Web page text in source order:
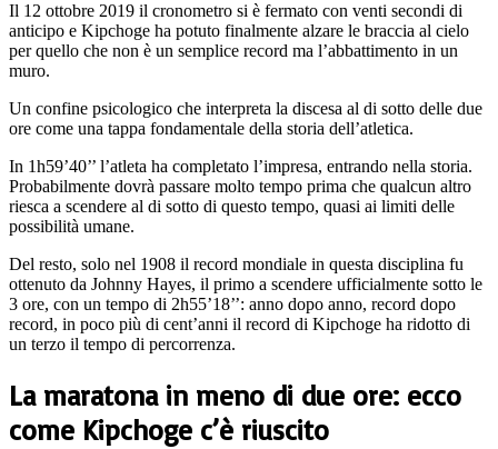
Il 12 ottobre 2019 il cronometro si è fermato con venti secondi di
anticipo e Kipchoge ha potuto finalmente alzare le braccia al cielo
per quello che non è un semplice record ma l’abbattimento in un
muro.
Un confine psicologico che interpreta la discesa al di sotto delle due
ore come una tappa fondamentale della storia dell’atletica.
In 1h59’40’’ l’atleta ha completato l’impresa, entrando nella storia.
Probabilmente dovrà passare molto tempo prima che qualcun altro
riesca a scendere al di sotto di questo tempo, quasi ai limiti delle
possibilità umane.
Del resto, solo nel 1908 il record mondiale in questa disciplina fu
ottenuto da Johnny Hayes, il primo a scendere ufficialmente sotto le
3 ore, con un tempo di 2h55’18’’: anno dopo anno, record dopo
record, in poco più di cent’anni il record di Kipchoge ha ridotto di
un terzo il tempo di percorrenza.
La maratona in meno di due ore: ecco
come Kipchoge c’è riuscito